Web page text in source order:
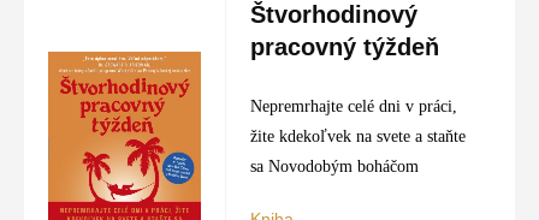
Štvorhodinový
pracovný týždeň
Nepremrhajte celé dni v práci,
žite kdekoľvek na svete a staňte
sa Novodobým boháčom